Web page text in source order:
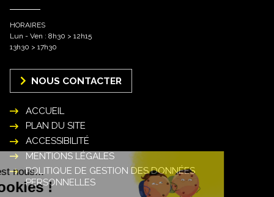
HORAIRES
Lun - Ven : 8h30 > 12h15
13h30 > 17h30
NOUS CONTACTER
ACCUEIL
PLAN DU SITE
ACCESSIBILITÉ
MENTIONS LÉGALES
POLITIQUE DE GESTION DES DONNÉES
PERSONNELLES